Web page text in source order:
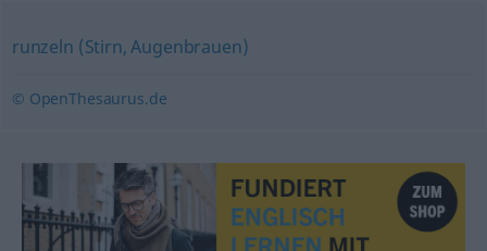
runzeln (Stirn, Augenbrauen)
© OpenThesaurus.de